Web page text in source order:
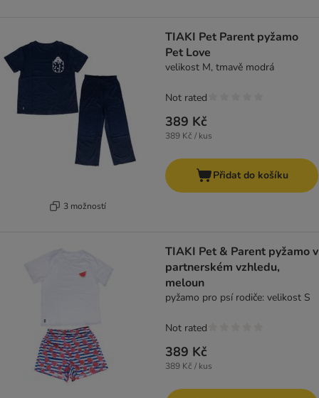
3 možností
TIAKI Pet Parent pyžamo
Pet Love
velikost M, tmavě modrá
389 Kč
389 Kč / kus
Not rated
Přidat do košíku
TIAKI Pet & Parent pyžamo v
partnerském vzhledu,
meloun
pyžamo pro psí rodiče: velikost S
389 Kč
389 Kč / kus
Not rated